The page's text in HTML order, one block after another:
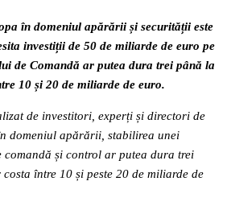
în domeniul apărării și securității este
investiții de 50 de miliarde de euro pe
de Comandă ar putea dura trei până la
10 și 20 de miliarde de euro.
de investitori, experți și directori de
domeniul apărării, stabilirea unei
comandă și control ar putea dura trei
între 10 și peste 20 de miliarde de